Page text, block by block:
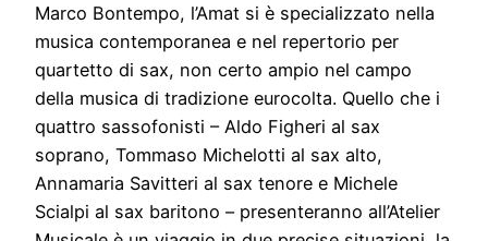
Marco Bontempo, l’Amat si è specializzato nella
musica contemporanea e nel repertorio per
quartetto di sax, non certo ampio nel campo
della musica di tradizione eurocolta. Quello che i
quattro sassofonisti – Aldo Figheri al sax
soprano, Tommaso Michelotti al sax alto,
Annamaria Savitteri al sax tenore e Michele
Scialpi al sax baritono – presenteranno all’Atelier